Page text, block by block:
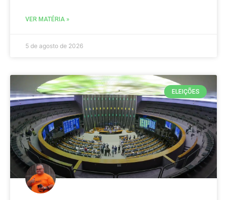
VER MATÉRIA »
5 de agosto de 2026
ELEIÇÕES